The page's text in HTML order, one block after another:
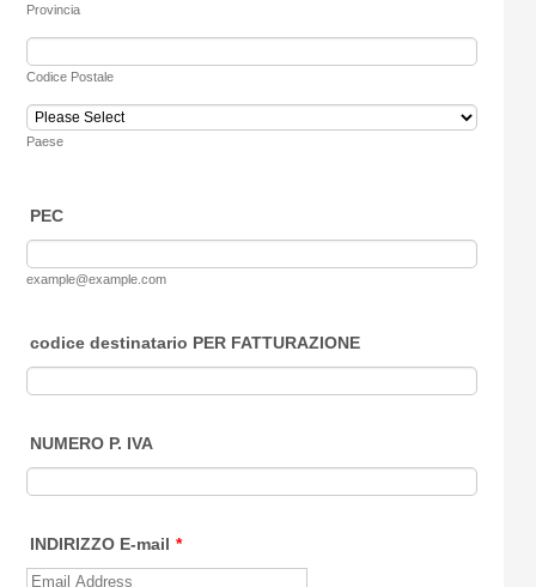
Provincia
Codice Postale
Paese
PEC
example@example.com
codice destinatario PER FATTURAZIONE
NUMERO P. IVA
INDIRIZZO E-mail *